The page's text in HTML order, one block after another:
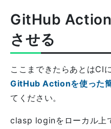
GitHub
させる
ここまできたらあとはCI
GitHub Actionを使った
てください。
clasp loginをローカル上